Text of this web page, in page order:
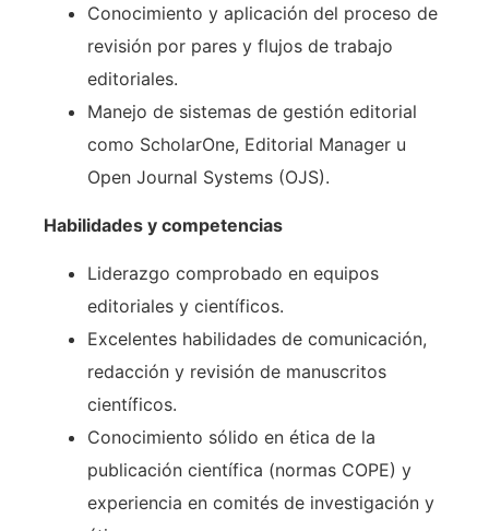
Conocimiento y aplicación del proceso de
revisión por pares y flujos de trabajo
editoriales.
Manejo de sistemas de gestión editorial
como ScholarOne, Editorial Manager u
Open Journal Systems (OJS).
Habilidades y competencias
Liderazgo comprobado en equipos
editoriales y científicos.
Excelentes habilidades de comunicación,
redacción y revisión de manuscritos
científicos.
Conocimiento sólido en ética de la
publicación científica (normas COPE) y
experiencia en comités de investigación y